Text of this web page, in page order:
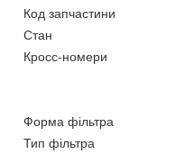
Код запчастини
Стан
Кросс-номери
Форма фільтра
Тип фільтра